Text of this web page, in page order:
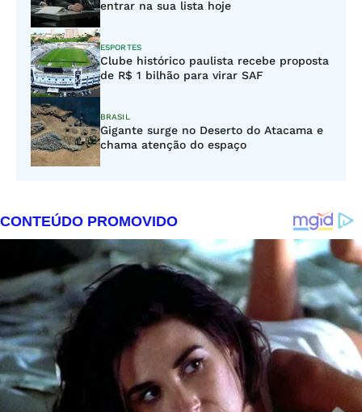
entrar na sua lista hoje
ESPORTES
Clube histórico paulista recebe proposta
de R$ 1 bilhão para virar SAF
BRASIL
Gigante surge no Deserto do Atacama e
chama atenção do espaço